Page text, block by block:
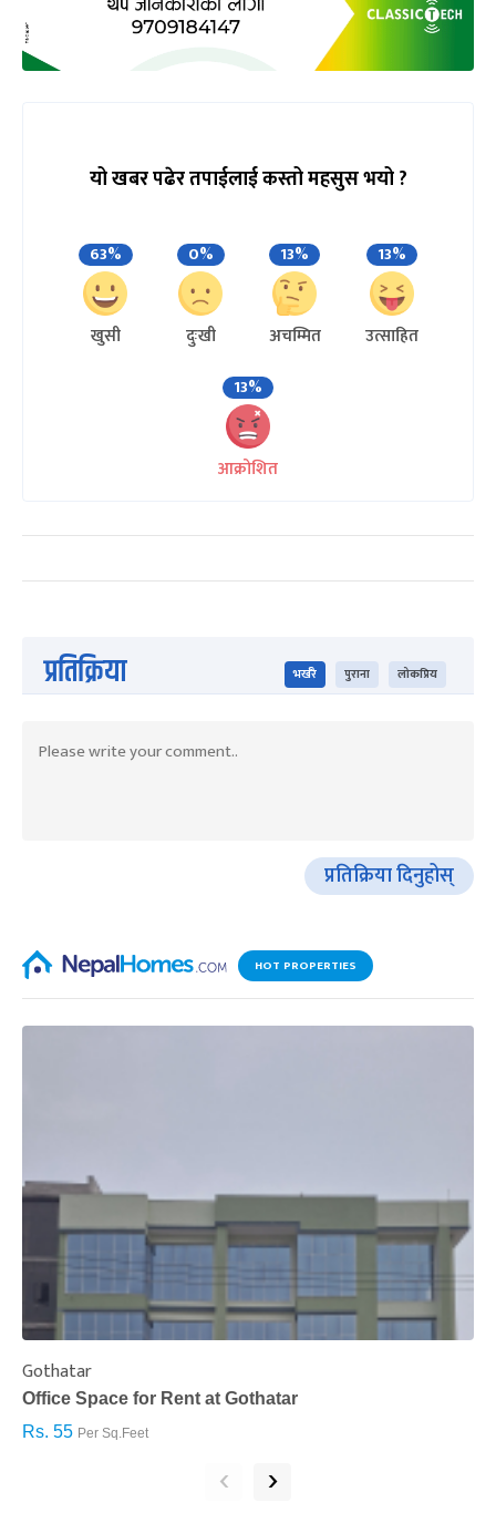
यो खबर पढेर तपाईलाई कस्तो महसुस भयो ?
63%
खुसी
0%
दुःखी
13%
अचम्मित
13%
उत्साहित
13%
आक्रोशित
प्रतिक्रिया भर्खरै पुराना लोकप्रिय
प्रतिक्रिया दिनुहोस्
HOT PROPERTIES
Gothatar
Office Space for Rent at Gothatar
Rs. 55 Per Sq.Feet
‹ ›